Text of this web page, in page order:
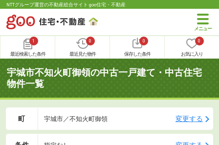
NTTグループ運営の不動産総合サイト goo住宅・不動産
1
最近検索した条件
0
最近見た物件
0
保存した条件
0
お気に入り
宇城市不知火町御領の中古一戸建て・中古住宅
物件一覧
町 宇城市／不知火町御領 変更する